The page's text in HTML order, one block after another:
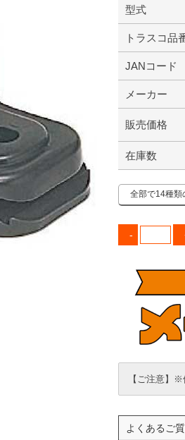
型式
トラスコ品
JANコード
メーカー
販売価格
在庫数
全部で14種類
【ご注意】
よくあるご